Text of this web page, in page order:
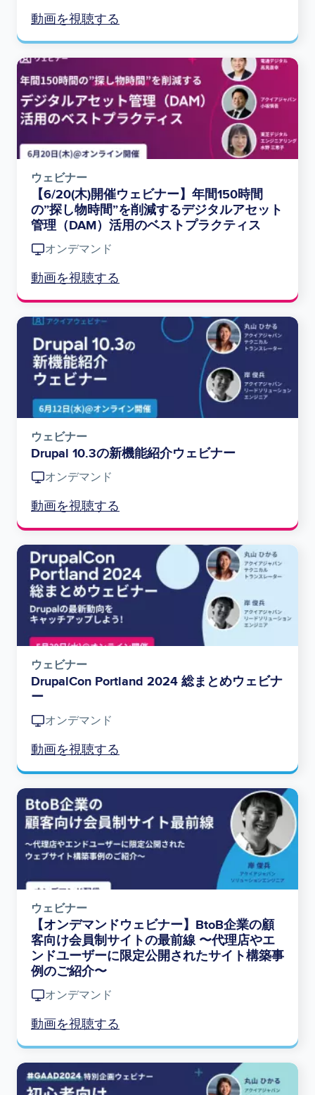
動画を視聴する
Image
ウェビナー
【6/20(木)開催ウェビナー】年間150時間
の”探し物時間”を削減するデジタルアセット
管理（DAM）活用のベストプラクティス
オンデマンド
動画を視聴する
Image
ウェビナー
Drupal 10.3の新機能紹介ウェビナー
オンデマンド
動画を視聴する
Image
ウェビナー
DrupalCon Portland 2024 総まとめウェビナ
ー
オンデマンド
動画を視聴する
Image
ウェビナー
【オンデマンドウェビナー】BtoB企業の顧
客向け会員制サイトの最前線 〜代理店やエ
ンドユーザーに限定公開されたサイト構築事
例のご紹介〜
オンデマンド
動画を視聴する
Image